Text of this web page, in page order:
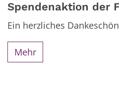
Spendenaktion der
Ein herzliches Dankeschön
Mehr